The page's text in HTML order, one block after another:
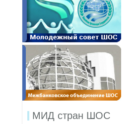
МИД стран ШОС